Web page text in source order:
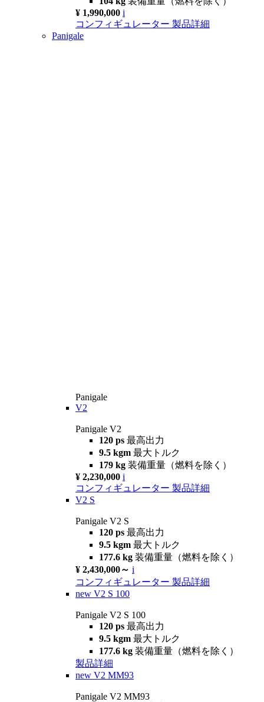
¥ 1,990,000 i
コンフィギュレーター 製品詳細
Panigale
Panigale
V2
Panigale V2
120 ps 最高出力
9.5 kgm 最大トルク
179 kg 装備重量（燃料を除く）
¥ 2,230,000 i
コンフィギュレーター 製品詳細
V2 S
Panigale V2 S
120 ps 最高出力
9.5 kgm 最大トルク
177.6 kg 装備重量（燃料を除く）
¥ 2,430,000～ i
コンフィギュレーター 製品詳細
new V2 S 100
Panigale V2 S 100
120 ps 最高出力
9.5 kgm 最大トルク
177.6 kg 装備重量（燃料を除く）
製品詳細
new V2 MM93
Panigale V2 MM93